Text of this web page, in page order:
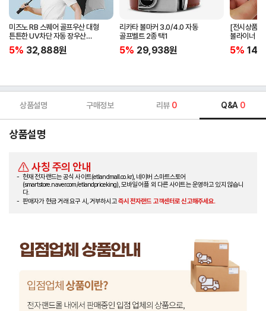
미즈노 RB 스퀘어 골프우산 대형
튼튼한 UV차단 자동 장우산
5LKY22100
5% 32,888원
리카타 볼마커 3.0/4.0 자동
골프벨트 2종 택1
5% 29,938원
[전시상품]
볼라이너 +
5%
상품설명 구매정보 리뷰 0 Q&A 0
상품설명
사칭 주의 안내
현재 전자랜드는 공식 사이트(etlandmall.co.kr), 네이버 스마트스토어
(smartstore.naver.com/etlandpriceking), 모바일 어플 외 다른 사이트는 운영하고 있지 않습니
다.
판매자가 현금 거래 요구 시, 거부하시고즉시 전자랜드 고객센터로 신고해주세요.